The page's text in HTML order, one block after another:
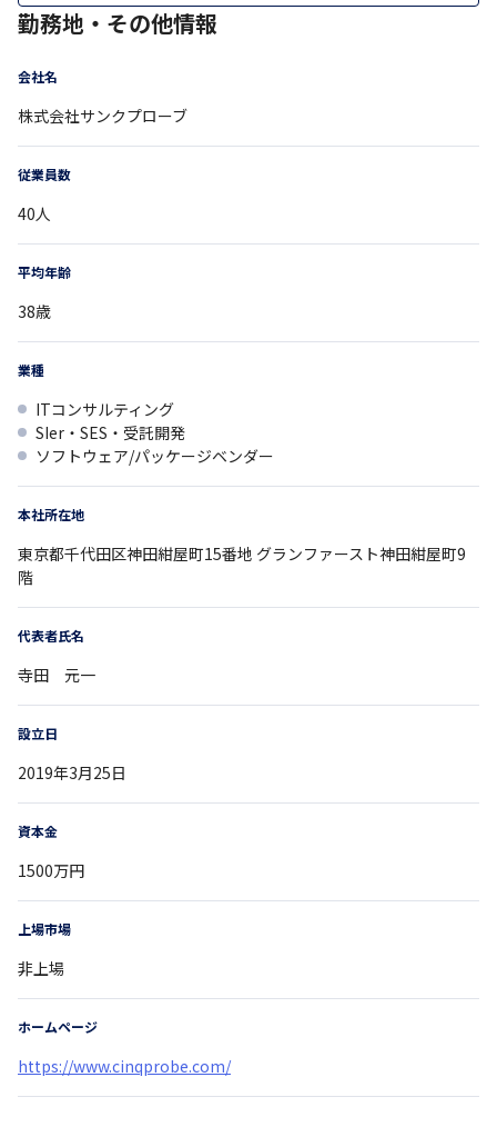
勤務地・その他情報
会社名
株式会社サンクプローブ
従業員数
40人
平均年齢
38歳
業種
ITコンサルティング
SIer・SES・受託開発
ソフトウェア/パッケージベンダー
本社所在地
東京都千代田区神田紺屋町15番地 グランファースト神田紺屋町9
階
代表者氏名
寺田 元一
設立日
2019年3月25日
資本金
1500万円
上場市場
非上場
ホームページ
https://www.cinqprobe.com/